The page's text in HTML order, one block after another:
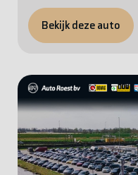
Bekijk deze auto